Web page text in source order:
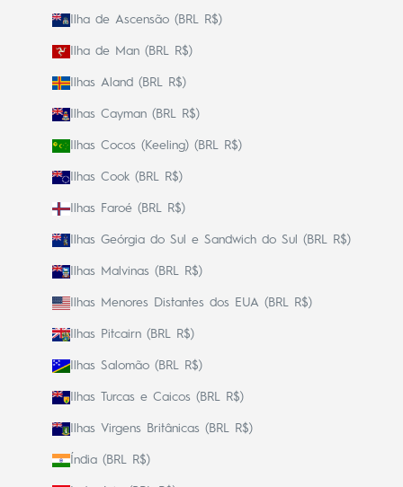
Ilha de Ascensão (BRL R$)
Ilha de Man (BRL R$)
Ilhas Aland (BRL R$)
Ilhas Cayman (BRL R$)
Ilhas Cocos (Keeling) (BRL R$)
Ilhas Cook (BRL R$)
Ilhas Faroé (BRL R$)
Ilhas Geórgia do Sul e Sandwich do Sul (BRL R$)
Ilhas Malvinas (BRL R$)
Ilhas Menores Distantes dos EUA (BRL R$)
Ilhas Pitcairn (BRL R$)
Ilhas Salomão (BRL R$)
Ilhas Turcas e Caicos (BRL R$)
Ilhas Virgens Britânicas (BRL R$)
Índia (BRL R$)